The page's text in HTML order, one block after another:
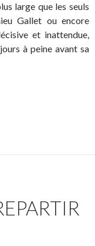
large que les seuls
Gallet ou encore
et inattendue,
à peine avant sa